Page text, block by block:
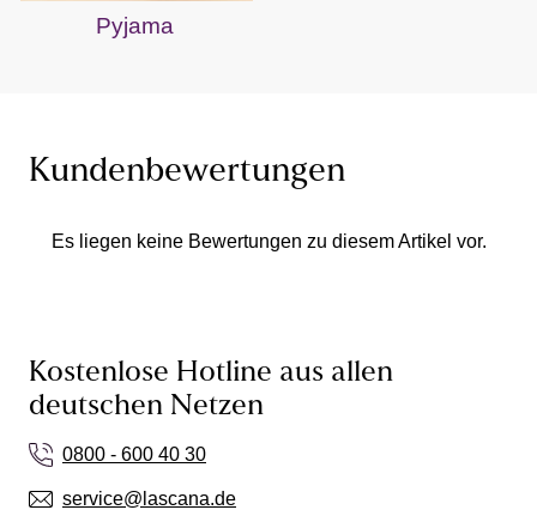
Pyjama
Kundenbewertungen
Es liegen keine Bewertungen zu diesem Artikel vor.
Kostenlose Hotline aus allen
deutschen Netzen
0800 - 600 40 30
service@lascana.de